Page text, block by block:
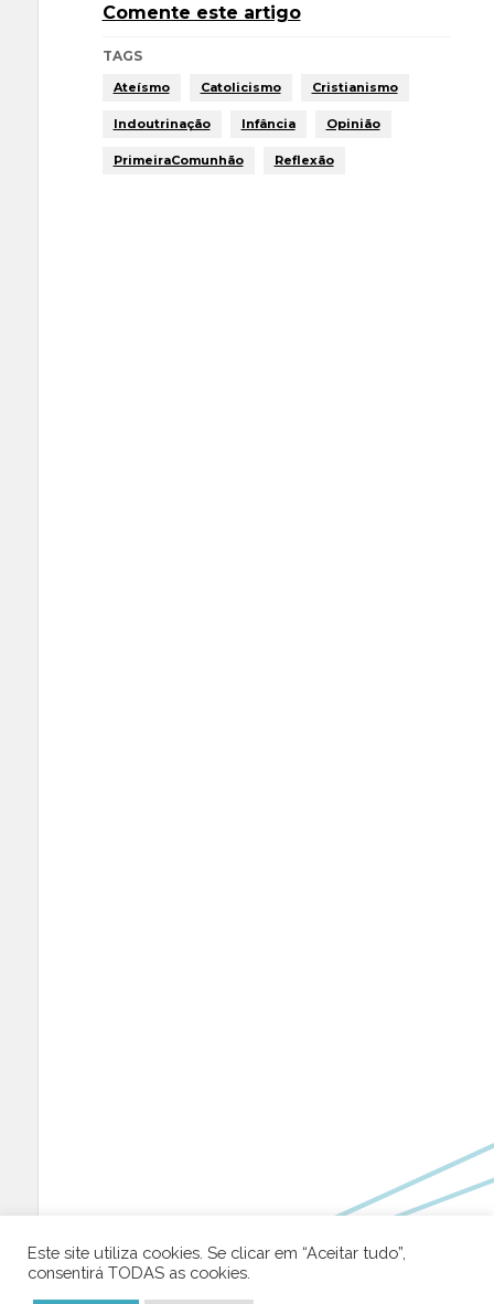
Comente este artigo
TAGS
Ateísmo Catolicismo Cristianismo
Indoutrinação Infância Opinião
PrimeiraComunhão Reflexão
Este site utiliza cookies. Se clicar em “Aceitar tudo”,
consentirá TODAS as cookies.